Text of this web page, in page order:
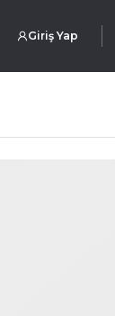
Giriş Yap